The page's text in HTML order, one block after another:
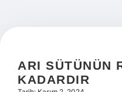
ARI SÜTÜNÜN
KADARDIR